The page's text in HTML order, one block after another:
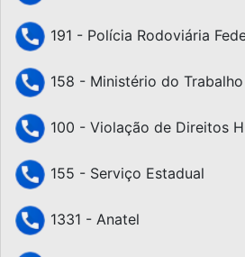
191 - Polícia Rodoviária
158 - Ministério do Trabalho
100 - Violação de Direitos
155 - Serviço Estadual
1331 - Anatel